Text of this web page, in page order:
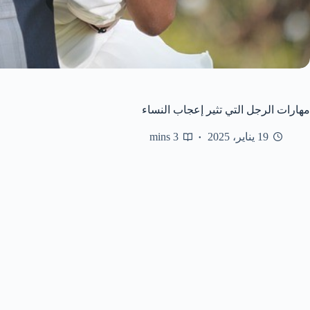
مهارات الرجل التي تثير إعجاب النساء
19 يناير، 2025 3 mins